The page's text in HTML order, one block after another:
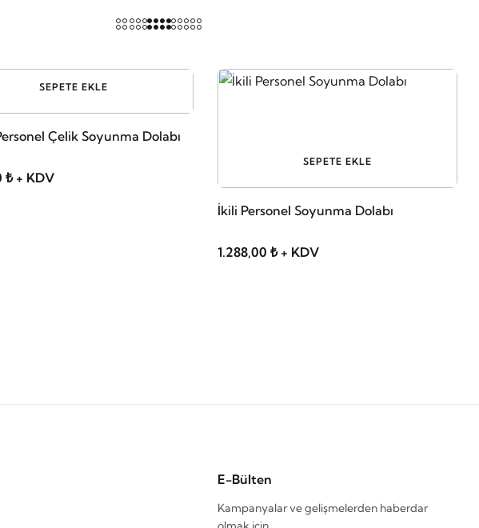
SEPETE EKLE
Çelik Soyunma Dolabı
₺ + KDV
SEPETE EKLE
İkili Personel Soyunma Dolabı
1.288,00 ₺ + KDV
E-Bülten
Kampanyalar ve gelişmelerden haberdar